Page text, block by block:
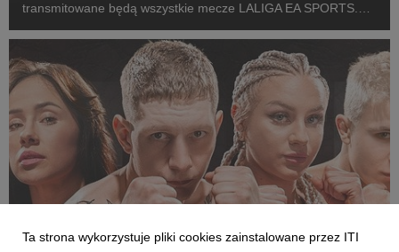
transmitowane będą wszystkie mecze LALIGA EA SPORTS.
pierwszej kolejki sezonu 2026/27 ligi hiszpańskiej, po formaln...
Ta strona wykorzystuje pliki cookies zainstalowane przez ITI